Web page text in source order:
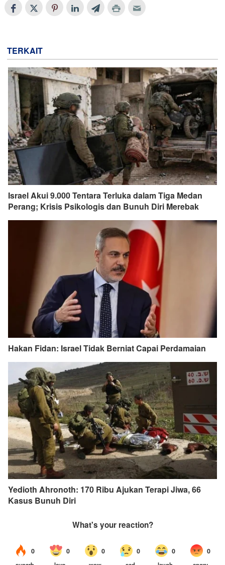
TERKAIT
Israel Akui 9.000 Tentara Terluka dalam Tiga Medan
Perang; Krisis Psikologis dan Bunuh Diri Merebak
Hakan Fidan: Israel Tidak Berniat Capai Perdamaian
Yedioth Ahronoth: 170 Ribu Ajukan Terapi Jiwa, 66
Kasus Bunuh Diri